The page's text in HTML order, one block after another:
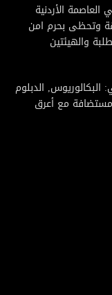
الشرق الأوسط عام 2005 م في العاصمة الأردنية
مركز المدينة ما يقرب 15 دقيقة وتحظى بحرم امن
والهيئتين
أكاديمية هي: البكالوريوس, الدبلوم
مستضافة مع أعرق